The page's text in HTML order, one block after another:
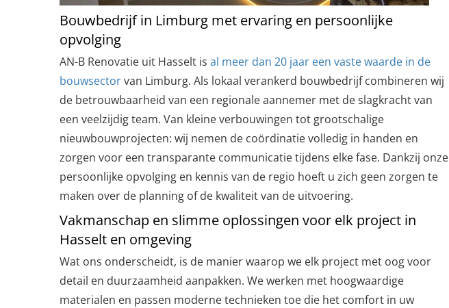
Bouwbedrijf in Limburg met ervaring en persoonlijke
opvolging
AN-B Renovatie uit Hasselt is al meer dan 20 jaar een vaste waarde in de
bouwsectorvan Limburg. Als lokaal verankerd bouwbedrijf combineren wij
de betrouwbaarheid van een regionale aannemer met de slagkracht van
een veelzijdig team. Van kleine verbouwingen tot grootschalige
nieuwbouwprojecten: wij nemen de coördinatie volledig in handen en
zorgen voor een transparante communicatie tijdens elke fase. Dankzij onze
persoonlijke opvolging en kennis van de regio hoeft u zich geen zorgen te
maken over de planning of de kwaliteit van de uitvoering.
Vakmanschap en slimme oplossingen voor elk project in
Hasselt en omgeving
Wat ons onderscheidt, is de manier waarop we elk project met oog voor
detail en duurzaamheid aanpakken. We werken met hoogwaardige
materialen en passen moderne technieken toe die het comfort in uw